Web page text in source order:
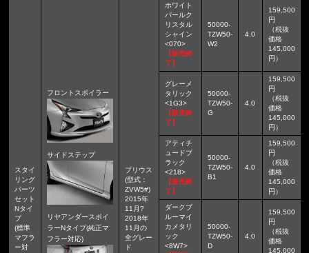
スタイ
リング
パーツ
セット
Nタイ
プ
(標準
マフラ
ー対
フロントスポイラー
サイドステップ
リヤアンダースポイ
ラーNタイプ(純正マ
フラー対応)
プリウス
(型式：
ZVW5#)
2015年
11月?
2018年
11月の
全グレー
ド
ホワイト
パールク
リスタル
シャイン
<070>
【販売終
了】
50000-
TZW50-
W2
4.0
159,500
円
（税抜
価格
145,000
円）
グレーメ
タリック
<1G3>
【販売終
了】
50000-
TZW50-
G
4.0
159,500
円
（税抜
価格
145,000
円）
アティチ
ュードブ
ラック
<218>
【販売終
了】
50000-
TZW50-
B1
4.0
159,500
円
（税抜
価格
145,000
円）
ダークブ
ルーマイ
カメタリ
ック
<8W7>
50000-
TZW50-
D
4.0
159,500
円
（税抜
価格
145,000